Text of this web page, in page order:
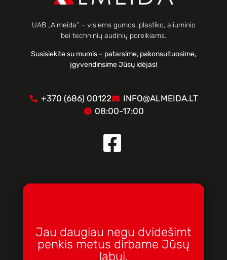
UAB „Almeida“ – visiems gumos, plastiko, aliuminio
bei techninių audinių poreikiams.
Susisiekite su mumis – patarsime, pakonsultuosime,
įgyvendinsime Jūsų idėjas!
+370 (686) 00122
INFO@ALMEIDA.LT
08:00-17:00
Jau daugiau negu dvidešimt
penkis metus dirbame Jūsų
labui.